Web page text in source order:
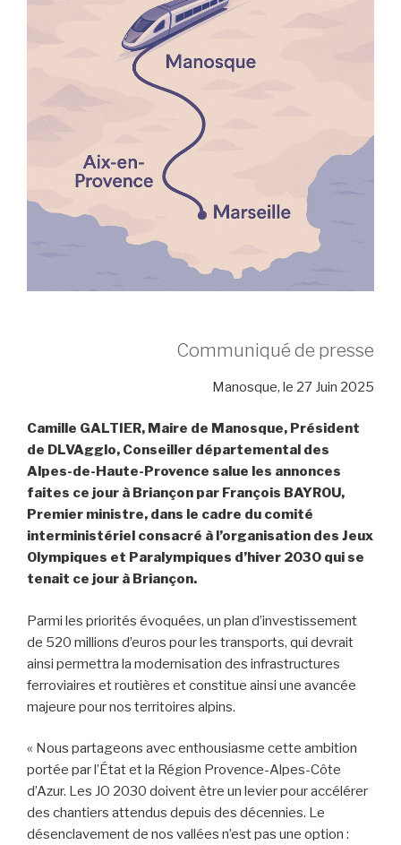
Communiqué de presse
Manosque, le 27 Juin 2025
Camille GALTIER, Maire de Manosque, Président
de DLVAgglo, Conseiller départemental des
Alpes-de-Haute-Provence salue les annonces
faites ce jour à Briançon par François BAYROU,
Premier ministre, dans le cadre du comité
interministériel consacré à l’organisation des Jeux
Olympiques et Paralympiques d’hiver 2030 qui se
tenait ce jour à Briançon.
Parmi les priorités évoquées, un plan d’investissement
de 520 millions d’euros pour les transports, qui devrait
ainsi permettra la modernisation des infrastructures
ferroviaires et routières et constitue ainsi une avancée
majeure pour nos territoires alpins.
« Nous partageons avec enthousiasme cette ambition
portée par l’État et la Région Provence-Alpes-Côte
d’Azur. Les JO 2030 doivent être un levier pour accélérer
des chantiers attendus depuis des décennies. Le
désenclavement de nos vallées n’est pas une option :